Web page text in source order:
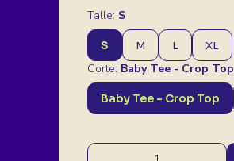
Talle: S
S M L XL
Corte: Baby Tee - Crop Top
Baby Tee - Crop Top